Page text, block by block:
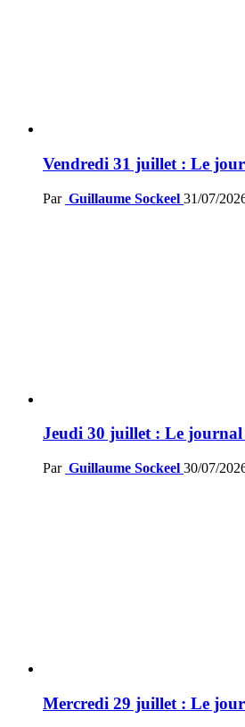
Vendredi 31 juillet : Le
Par Guillaume Sockeel 31/07/
Jeudi 30 juillet : Le journal
Par Guillaume Sockeel 30/07/
Mercredi 29 juillet : Le